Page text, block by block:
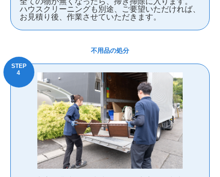
ハウスクリーニングも別途、ご要望いただければ、
お見積り後、作業させていただきます。
不用品の処分